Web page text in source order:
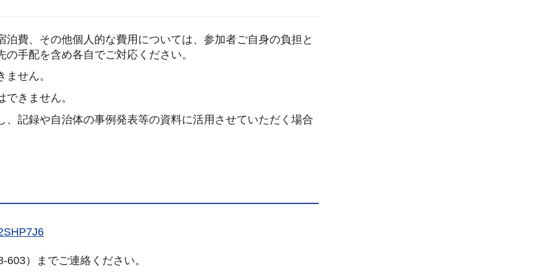
費、その他個人的な費用については、参加者ご自身の負担と
手配を含め各自でご対応ください。
せん。
きません。
記録や自治体の事例発表等の資料に活用させていただく場合
）までご連絡ください。